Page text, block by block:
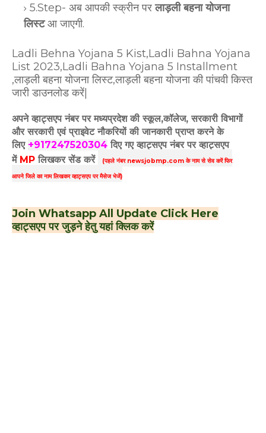
5.Step- अब आपकी स्क्रीन परलाड़ली बहना योजना
लिस्टआ जाएगी.
Ladli Behna Yojana 5 Kist,Ladli Bahna Yojana
List 2023,Ladli Bahna Yojana 5 Installment
,लाड़ली बहना योजना लिस्ट,लाड़ली बहना योजना की पांचवी किस्त
जारी डाउनलोड करें|
अपने व्हाट्सएप नंबर पर मध्यप्रदेश की स्कूल,कॉलेज, सरकारी विभागों
और सरकारी एवं प्राइवेट नौकरियों की जानकारी प्राप्त करने के
लिए +917247520304 दिए गएव्हाट्सएपनंबर पर व्हाट्सएप
में MP लिखकर सेंड करें
(पहले नंबर newsjobmp.com के नाम से सेव करें फिर
आपनेजिले का नाम लिखकर व्हाट्सएप पर मैसेज भेजें)
Join Whatsapp All Update Click Here
व्हाट्सएप पर जुड़ने हेतु यहां क्लिक करें